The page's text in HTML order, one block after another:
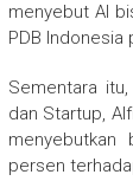
menyebut AI
PDB Indonesia
Sementara
dan Startup,
menyebutkan
persen